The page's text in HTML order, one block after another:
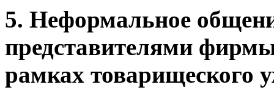
5. Неформальное
представителями
рамках товарищеского